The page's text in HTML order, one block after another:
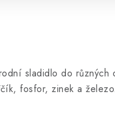
sladidlo do
fosfor, zinek a železo.